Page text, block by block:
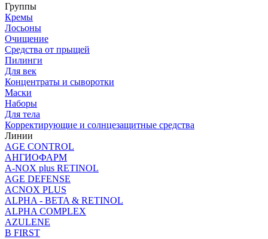
Группы
Кремы
Лосьоны
Очищение
Средства от прыщей
Пилинги
Для век
Концентраты и сыворотки
Маски
Наборы
Для тела
Корректирующие и солнцезащитные средства
Линии
AGE CONTROL
АНГИОФАРМ
A-NOX plus RETINOL
AGE DEFENSE
ACNOX PLUS
ALPHA - BETA & RETINOL
ALPHA COMPLEX
AZULENE
B FIRST